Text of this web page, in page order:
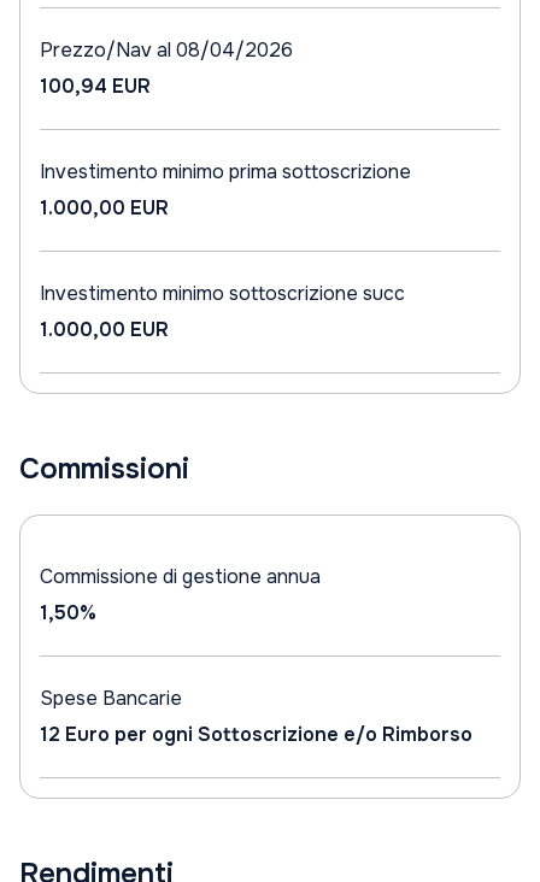
Prezzo/Nav al 08/04/2026
100,94 EUR
Investimento minimo prima sottoscrizione
1.000,00 EUR
Investimento minimo sottoscrizione succ
1.000,00 EUR
Commissioni
Commissione di gestione annua
1,50%
Spese Bancarie
12 Euro per ogni Sottoscrizione e/o Rimborso
Rendimenti